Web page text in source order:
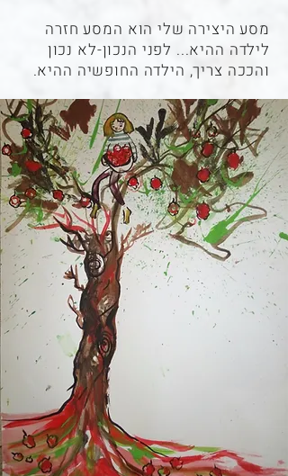
מסע היצירה שלי הוא המסע חזרה
לילדה ההיא... לפני הנכון-לא נכון
והככה צריך, הילדה החופשיה ההיא.